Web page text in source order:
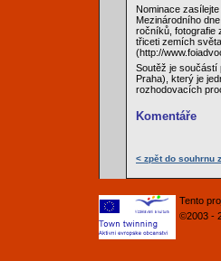
Nominace
Mezinárodního
ročníků, fotografie
třiceti zemích
(http://
Soutěž je součástí
Praha), který je
rozhodovacích
Komentáře
< zpět do souhrnu
Tento
©2003 -